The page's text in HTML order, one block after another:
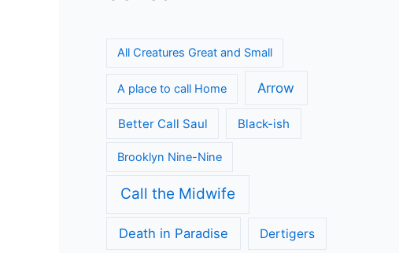
All Creatures Great and Small
A place to call Home Arrow
Better Call Saul Black-ish
Brooklyn Nine-Nine
Call the Midwife
Death in Paradise Dertigers